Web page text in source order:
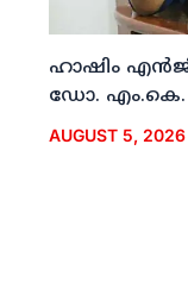
ഹാഷിം
ഡോ. എം.കെ.
AUGUST 5, 2026